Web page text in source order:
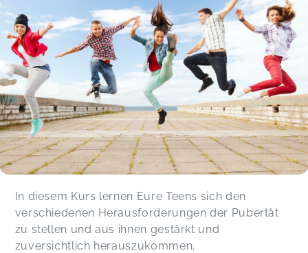
In diesem Kurs lernen Eure Teens sich den
verschiedenen Herausforderungen der Pubertät
zu stellen und aus ihnen gestärkt und
zuversichtlich herauszukommen.